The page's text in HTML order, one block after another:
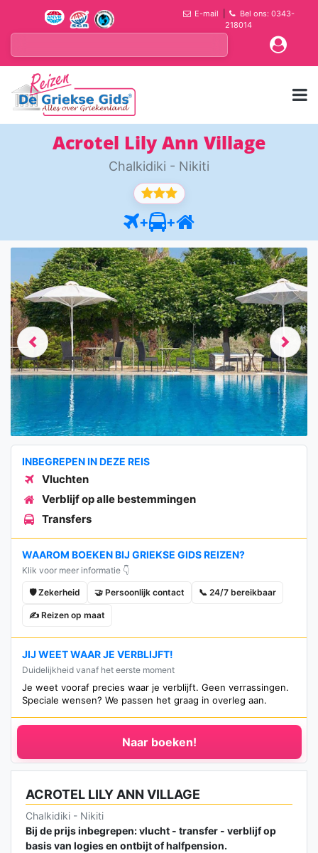
E-mail
Bel ons: 0343-
218014
Acrotel Lily Ann Village
Chalkidiki - Nikiti
+ +
Previous Next
INBEGREPEN IN DEZE REIS
Vluchten
Verblijf op alle bestemmingen
Transfers
WAAROM BOEKEN BIJ GRIEKSE GIDS REIZEN?
Klik voor meer informatie 👇
🛡️ Zekerheid 🤝 Persoonlijk contact 📞 24/7 bereikbaar
✍️ Reizen op maat
JIJ WEET WAAR JE VERBLIJFT!
Duidelijkheid vanaf het eerste moment
Je weet vooraf precies waar je verblijft. Geen verrassingen.
Speciale wensen? We passen het graag in overleg aan.
Naar boeken!
ACROTEL LILY ANN VILLAGE
Chalkidiki - Nikiti
Bij de prijs inbegrepen: vlucht - transfer - verblijf op
basis van logies en ontbijt of halfpension.